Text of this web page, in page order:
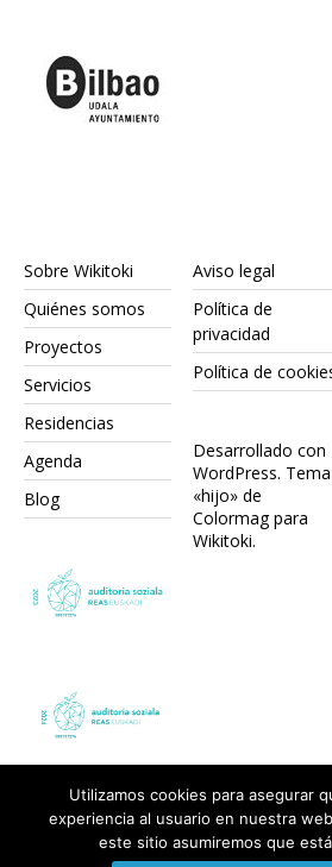
Sobre Wikitoki
Quiénes somos
Proyectos
Servicios
Residencias
Agenda
Blog
Aviso legal
Política de
privacidad
Política de
Desarrollado con
WordPress. Tema
«hijo» de
Colormag para
Wikitoki.
Utilizamos cookies para asegurar
experiencia al usuario en nuestra
este sitio asumiremos que